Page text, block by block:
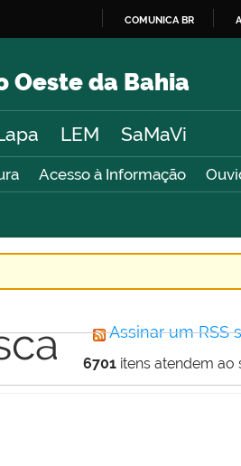
O
COMUNICA BR
Oeste da Bahia
LEM SaMaVi
Acesso à Informação
Assinar um RSS
6701itens atendem ao